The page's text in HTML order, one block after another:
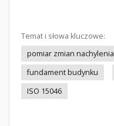
Temat i słowa kluczowe:
pomiar zmian nachylenia
fundament budynku
ISO 15046